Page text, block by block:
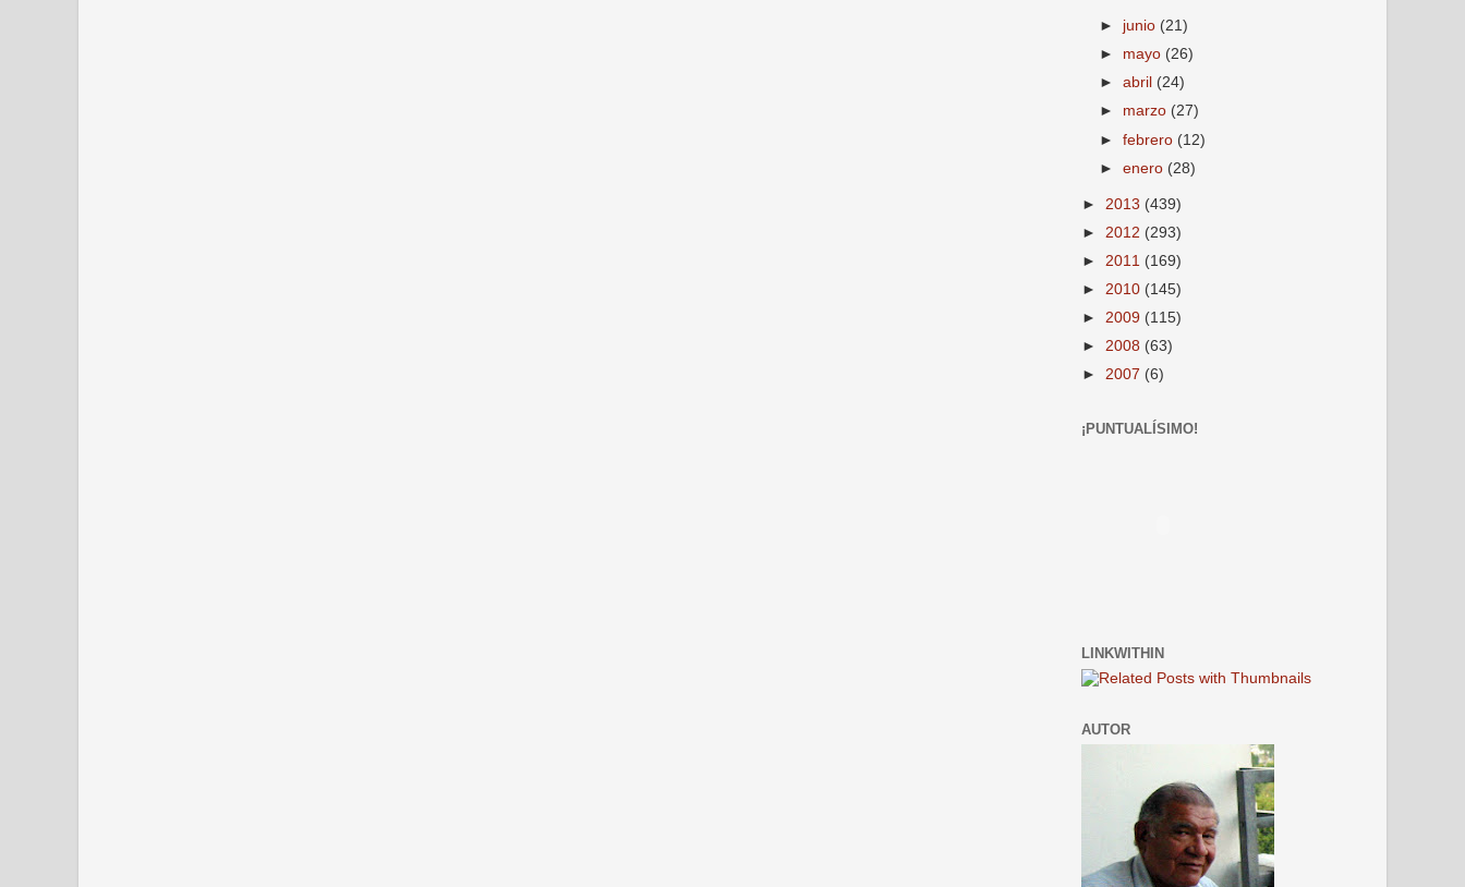
► junio (21)
► mayo (26)
►abril (24)
► marzo (27)
►febrero (12)
►enero (28)
► 2013 (439)
► 2012 (293)
► 2011 (169)
► 2010 (145)
► 2009 (115)
► 2008 (63)
► 2007 (6)
¡PUNTUALÍSIMO!
LINKWITHIN
AUTOR